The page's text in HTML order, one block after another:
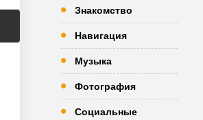
Знакомство
Навигация
Музыка
Фотография
Социальные